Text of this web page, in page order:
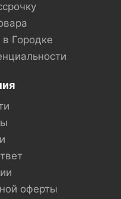
Городке
оферты